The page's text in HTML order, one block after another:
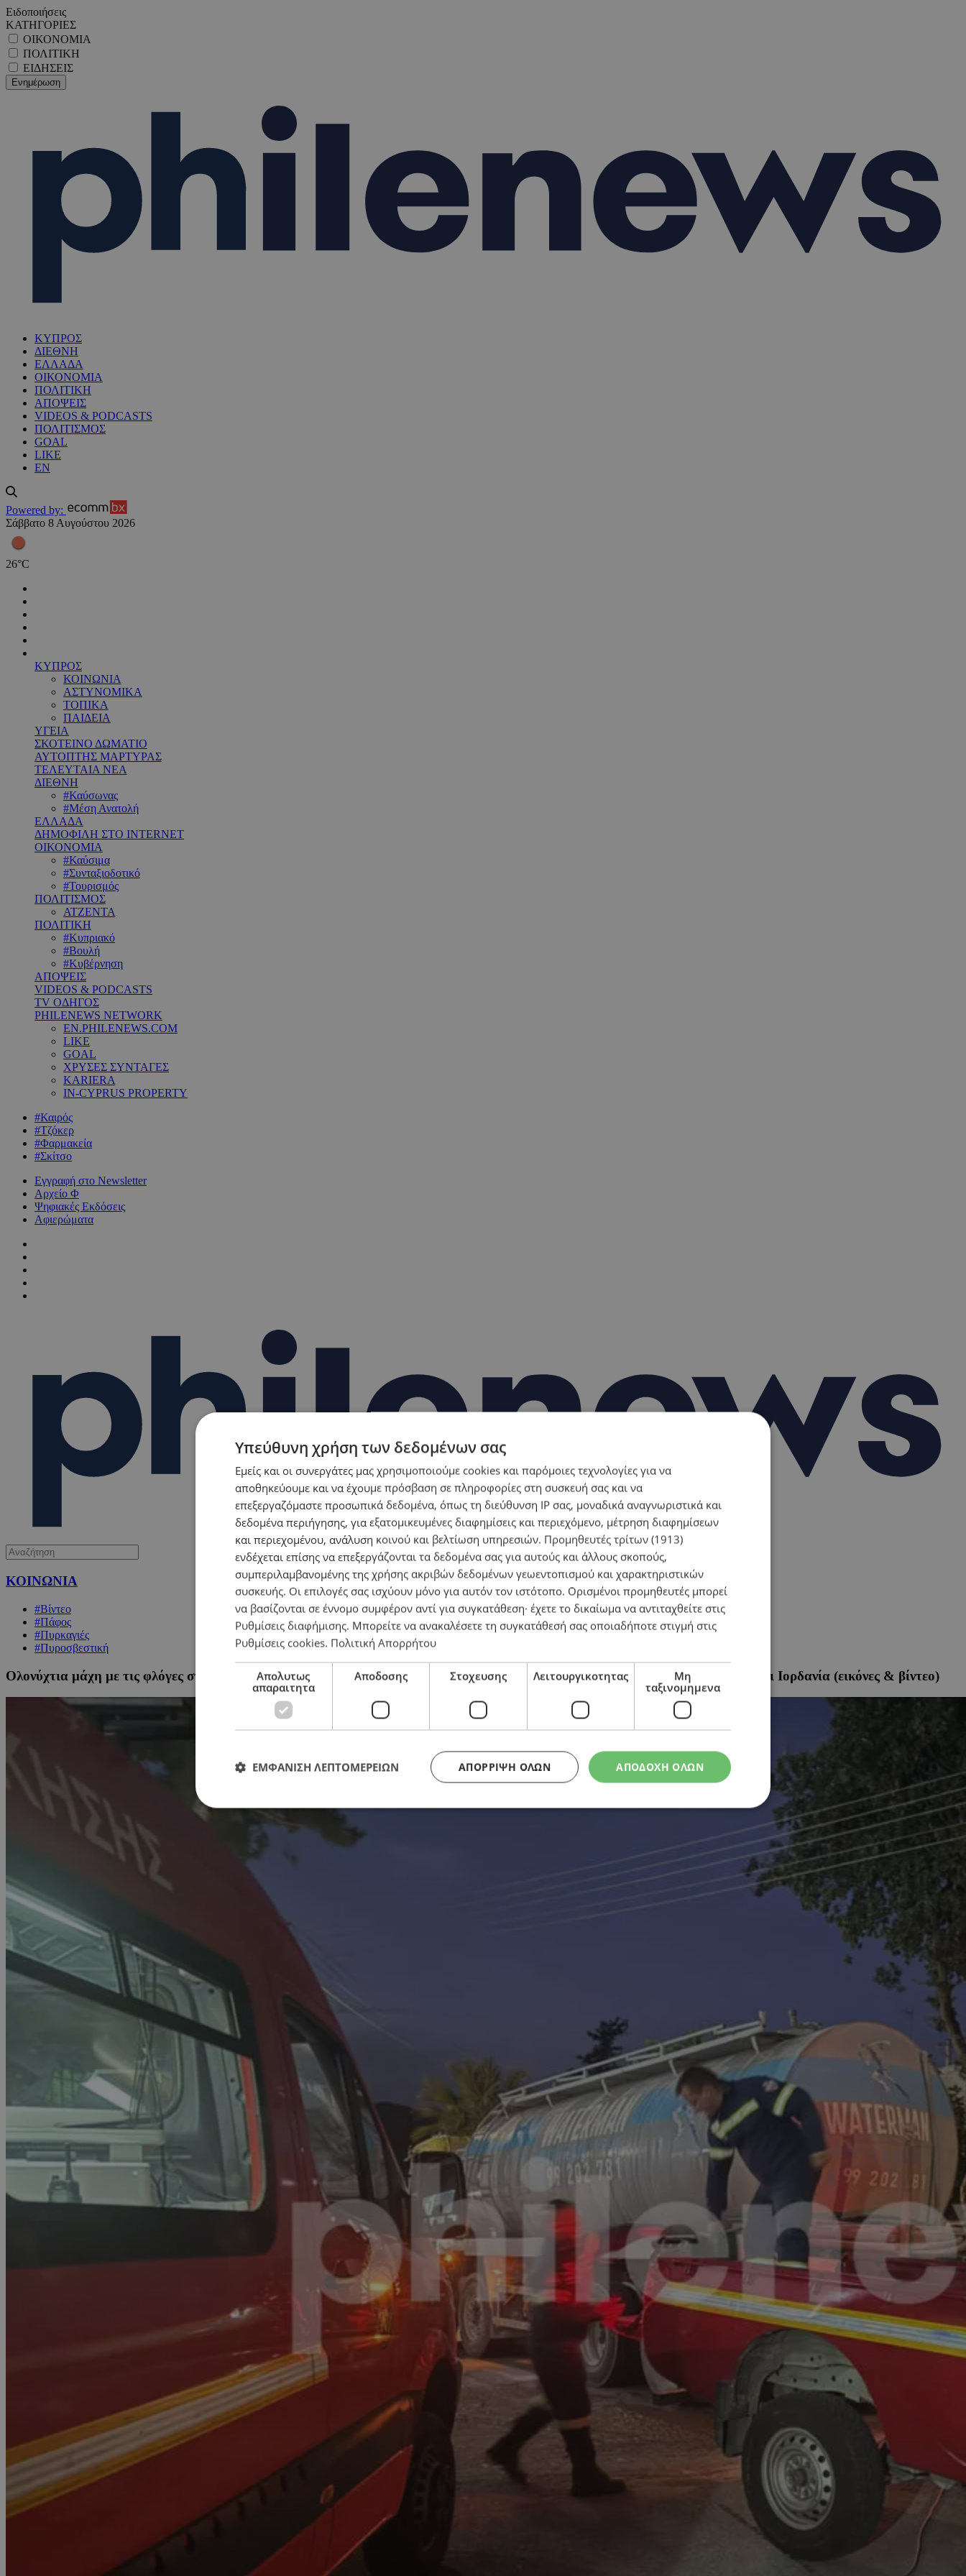
Ειδοποιήσεις
ΚΑΤΗΓΟΡΙΕΣ
ΟΙΚΟΝΟΜΙΑ
ΠΟΛΙΤΙΚΗ
ΕΙΔΗΣΕΙΣ
ΚΥΠΡΟΣ
ΔΙΕΘΝΗ
ΕΛΛΑΔΑ
ΟΙΚΟΝΟΜΙΑ
ΠΟΛΙΤΙΚΗ
ΑΠΟΨΕΙΣ
VIDEOS & PODCASTS
ΠΟΛΙΤΙΣΜΟΣ
GOAL
LIKE
EN
Powered by:
Σάββατο 8 Αυγούστου 2026
26°C
ΚΥΠΡΟΣ
ΚΟΙΝΩΝΙΑ
ΑΣΤΥΝΟΜΙΚΑ
ΤΟΠΙΚΑ
ΠΑΙΔΕΙΑ
ΥΓΕΙΑ
ΣΚΟΤΕΙΝΟ ΔΩΜΑΤΙΟ
ΑΥΤΟΠΤΗΣ ΜΑΡΤΥΡΑΣ
ΤΕΛΕΥΤΑΙΑ ΝΕΑ
ΔΙΕΘΝΗ
#Καύσωνας
#Μέση Ανατολή
ΕΛΛΑΔΑ
ΔΗΜΟΦΙΛΗ ΣΤΟ INTERNET
ΟΙΚΟΝΟΜΙΑ
#Καύσιμα
#Συνταξιοδοτικό
#Τουρισμός
ΠΟΛΙΤΙΣΜΟΣ
ΑΤΖΕΝΤΑ
ΠΟΛΙΤΙΚΗ
#Κυπριακό
#Βουλή
#Κυβέρνηση
ΑΠΟΨΕΙΣ
VIDEOS & PODCASTS
TV ΟΔΗΓΟΣ
PHILENEWS NETWORK
EN.PHILENEWS.COM
LIKE
GOAL
ΧΡΥΣΕΣ ΣΥΝΤΑΓΕΣ
KARIERA
IN-CYPRUS PROPERTY
#Καιρός
#Τζόκερ
#Φαρμακεία
#Σκίτσο
Εγγραφή στο Newsletter
Αρχείο Φ
Ψηφιακές Εκδόσεις
Αφιερώματα
ΚΟΙΝΩΝΙΑ
#Βίντεο
#Πάφος
#Πυρκαγιές
#Πυροσβεστική
Ολονύχτια μάχη με τις φλόγες στην Πάφο: Υπό μερικό έλεγχο η πυρκαγιά – Αύριο αναμένονται ενισχύσεις από Ελλάδα, Ισραήλ και Ιορδανία (εικόνες & βίντεο)
Υπεύθυνη χρήση των δεδομένων σας
Εμείς και οι συνεργάτες μας χρησιμοποιούμε cookies και παρόμοιες τεχνολογίες για να
αποθηκεύουμε και να έχουμε πρόσβαση σε πληροφορίες στη συσκευή σας και να
επεξεργαζόμαστε προσωπικά δεδομένα, όπως τη διεύθυνση IP σας, μοναδικά αναγνωριστικά και
δεδομένα περιήγησης, για εξατομικευμένες διαφημίσεις και περιεχόμενο, μέτρηση διαφημίσεων
και περιεχομένου, ανάλυση κοινού και βελτίωση υπηρεσιών. Προμηθευτές τρίτων (1913)
ενδέχεται επίσης να επεξεργάζονται τα δεδομένα σας για αυτούς και άλλους σκοπούς,
συμπεριλαμβανομένης της χρήσης ακριβών δεδομένων γεωεντοπισμού και χαρακτηριστικών
συσκευής. Οι επιλογές σας ισχύουν μόνο για αυτόν τον ιστότοπο. Ορισμένοι προμηθευτές μπορεί
να βασίζονται σε έννομο συμφέρον αντί για συγκατάθεση· έχετε το δικαίωμα να αντιταχθείτε στις
Ρυθμίσεις διαφήμισης. Μπορείτε να ανακαλέσετε τη συγκατάθεσή σας οποιαδήποτε στιγμή στις
Ρυθμίσεις cookies. Πολιτική Απορρήτου
Απολυτως
απαραιτητα
Αποδοσης Στοχευσης Λειτουργικοτητας
Μη
ταξινομημενα
ΑΠΟΔΟΧΗ ΟΛΩΝ
ΑΠΌΡΡΙΨΗ ΌΛΩΝ
ΕΜΦΑΝΙΣΗ ΛΕΠΤΟΜΕΡΕΙΩΝ